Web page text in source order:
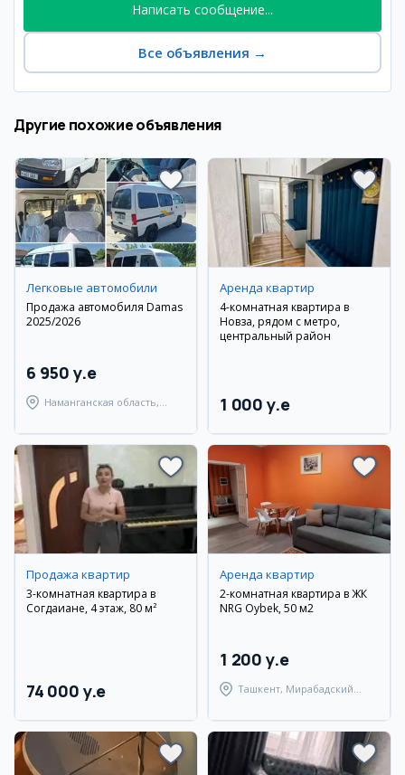
Написать сообщение...
Все объявления →
Другие похожие объявления
Легковые автомобили
Продажа автомобиля Damas
2025/2026
6 950 y.e
Наманганская область,
Аренда квартир
4-комнатная квартира в
Новза, рядом с метро,
центральный район
1 000 y.e
Продажа квартир
3-комнатная квартира в
Согдаиане, 4 этаж, 80 м²
74 000 y.e
Аренда квартир
2-комнатная квартира в ЖК
NRG Oybek, 50 м2
1 200 y.e
Ташкент, Мирабадский